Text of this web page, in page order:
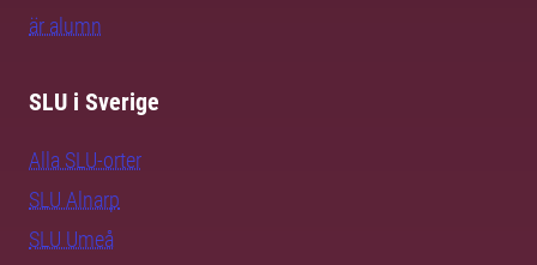
är alumn
SLU i Sverige
Alla SLU-orter
SLU Alnarp
SLU Umeå